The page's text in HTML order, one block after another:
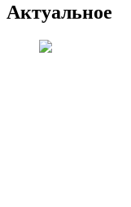
Актуальное